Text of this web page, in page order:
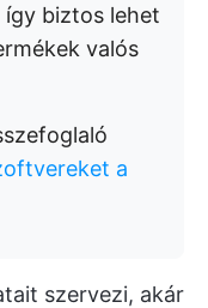
biztos lehet
valós
a
szervezi, akár